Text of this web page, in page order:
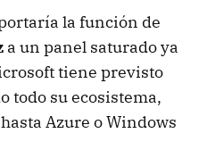
la función de
a un panel saturado ya
tiene previsto
todo su ecosistema,
Azure o Windows